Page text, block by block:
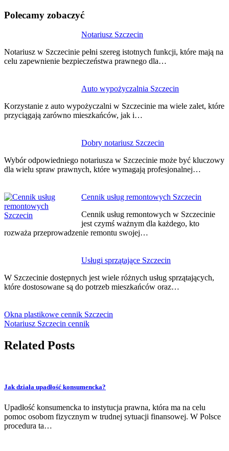
Polecamy zobaczyć
Notariusz Szczecin
Notariusz w Szczecinie pełni szereg istotnych funkcji, które mają na
celu zapewnienie bezpieczeństwa prawnego dla…
Auto wypożyczalnia Szczecin
Korzystanie z auto wypożyczalni w Szczecinie ma wiele zalet, które
przyciągają zarówno mieszkańców, jak i…
Dobry notariusz Szczecin
Wybór odpowiedniego notariusza w Szczecinie może być kluczowy
dla wielu spraw prawnych, które wymagają profesjonalnej…
Cennik usług remontowych Szczecin
Cennik usług remontowych w Szczecinie
jest czymś ważnym dla każdego, kto
rozważa przeprowadzenie remontu swojej…
Usługi sprzątające Szczecin
W Szczecinie dostępnych jest wiele różnych usług sprzątających,
które dostosowane są do potrzeb mieszkańców oraz…
wpisu
Okna plastikowe cennik Szczecin
Notariusz Szczecin cennik
Related Posts
Jak działa upadłość konsumencka?
Upadłość konsumencka to instytucja prawna, która ma na celu
pomoc osobom fizycznym w trudnej sytuacji finansowej. W Polsce
procedura ta…